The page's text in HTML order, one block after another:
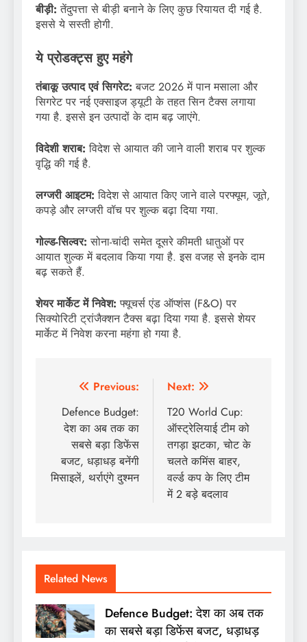
बीड़ी: तेंदुपत्ता से बीड़ी बनाने के लिए कुछ रियायत दी गई है.
इससे ये सस्ती होगी.
ये प्रोडक्ट्स हुए महंगे
तंबाकू उत्पाद एवं सिगरेट: बजट 2026 में पान मसाला और
सिगरेट पर नई एक्साइज ड्यूटी के तहत सिन टैक्स लगाया
गया है. इससे इन उत्पादों के दाम बढ़ जाएंगे.
विदेशी शराब: विदेश से आयात की जाने वाली शराब पर शुल्क
वृद्धि की गई है.
लग्जरी आइटम: विदेश से आयात किए जाने वाले परफ्यूम, जूते,
कपड़े और लग्जरी वॉच पर शुल्क बढ़ा दिया गया.
गोल्ड-सिल्वर: सोना-चांदी समेत दूसरे कीमती धातुओं पर
आयात शुल्क में बदलाव किया गया है. इस वजह से इनके दाम
बढ़ सकते हैं.
शेयर मार्केट में निवेश: फ्यूचर्स एंड ऑप्शंस (F&O) पर
सिक्योरिटी ट्रांजैक्शन टैक्स बढ़ा दिया गया है. इससे शेयर
मार्केट में निवेश करना महंगा हो गया है.
Post
navigation
Previous:
Defence Budget:
देश का अब तक का
सबसे बड़ा डिफेंस
बजट, धड़ाधड़ बनेंगी
मिसाइलें, थर्राएंगे दुश्मन
Next:
T20 World Cup:
ऑस्ट्रेलियाई टीम को
तगड़ा झटका, चोट के
चलते कमिंस बाहर,
वर्ल्ड कप के लिए टीम
में 2 बड़े बदलाव
Related News
Defence Budget: देश का अब तक
का सबसे बड़ा डिफेंस बजट, धड़ाधड़